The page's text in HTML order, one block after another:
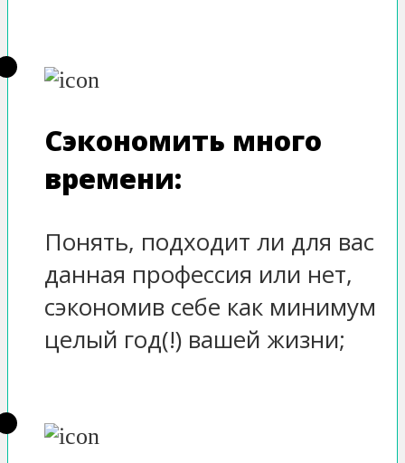
Сэкономить много
времени:
Понять, подходит ли для вас
данная профессия или нет,
сэкономив себе как минимум
целый год(!) вашей жизни;